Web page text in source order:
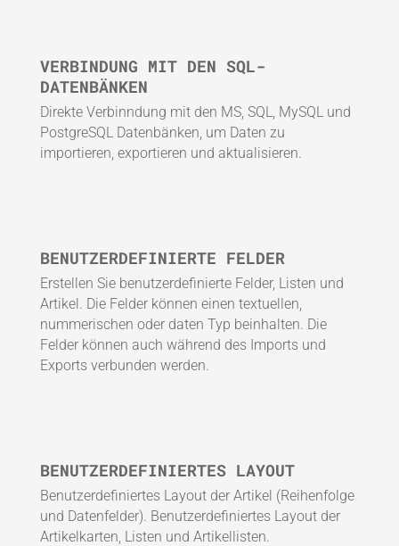
VERBINDUNG MIT DEN SQL-
DATENBÄNKEN
Direkte Verbinndung mit den MS, SQL, MySQL und
PostgreSQL Datenbänken, um Daten zu
importieren, exportieren und aktualisieren.
BENUTZERDEFINIERTE FELDER
Erstellen Sie benutzerdefinierte Felder, Listen und
Artikel. Die Felder können einen textuellen,
nummerischen oder daten Typ beinhalten. Die
Felder können auch während des Imports und
Exports verbunden werden.
BENUTZERDEFINIERTES LAYOUT
Benutzerdefiniertes Layout der Artikel (Reihenfolge
und Datenfelder). Benutzerdefiniertes Layout der
Artikelkarten, Listen und Artikellisten.